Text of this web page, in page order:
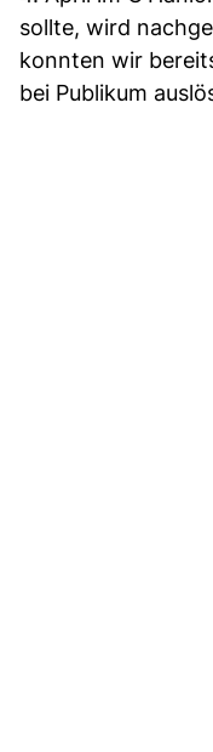
sollte, wird
konnten wir
bei Publikum